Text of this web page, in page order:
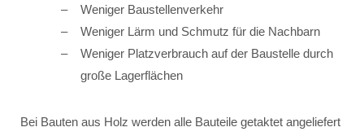
Weniger Baustellenverkehr
Weniger Lärm und Schmutz für die Nachbarn
Weniger Platzverbrauch auf der Baustelle durch
große Lagerflächen
Bei Bauten aus Holz werden alle Bauteile getaktet angeliefert